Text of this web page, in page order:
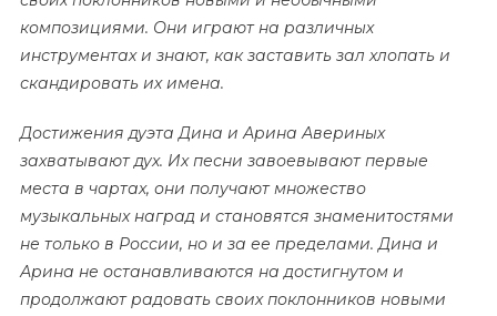
композициями. Они играют на различных
инструментах и знают, как заставить зал хлопать и
скандировать их имена.
Достижения дуэта Дина и Арина Авериных
захватывают дух. Их песни завоевывают первые
места в чартах, они получают множество
музыкальных наград и становятся знаменитостями
не только в России, но и за ее пределами. Дина и
Арина не останавливаются на достигнутом и
продолжают радовать своих поклонников новыми